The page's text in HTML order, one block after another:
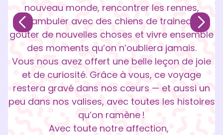
nouveau monde, rencontrer les rennes,
déambuler avec des chiens de traineaux,
goûter de nouvelles choses et vivre ensemble
des moments qu’on n’oubliera jamais.
Vous nous avez offert une belle leçon de joie
et de curiosité. Grâce à vous, ce voyage
restera gravé dans nos cœurs — et aussi un
peu dans nos valises, avec toutes les histoires
qu’on ramène !
Avec toute notre affection,